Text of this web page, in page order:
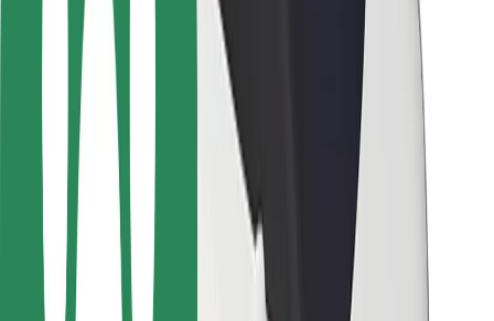
Lidostas
Bolt uzlādes statīvi
Palīdzība
Pasažieriem
Autovadītājiem
Kurjeriem
Bolt Food
Autoparku īpašniekiem